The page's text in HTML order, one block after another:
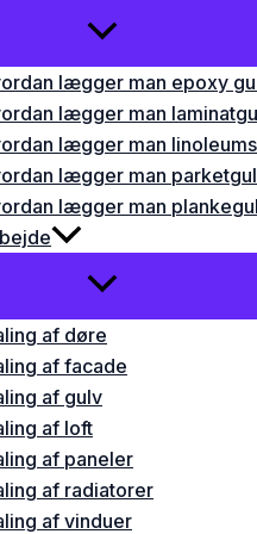
lægger man epoxy
lægger man
lægger man
lægger man
lægger man
af døre
af facade
af gulv
af loft
af paneler
af radiatorer
af vinduer